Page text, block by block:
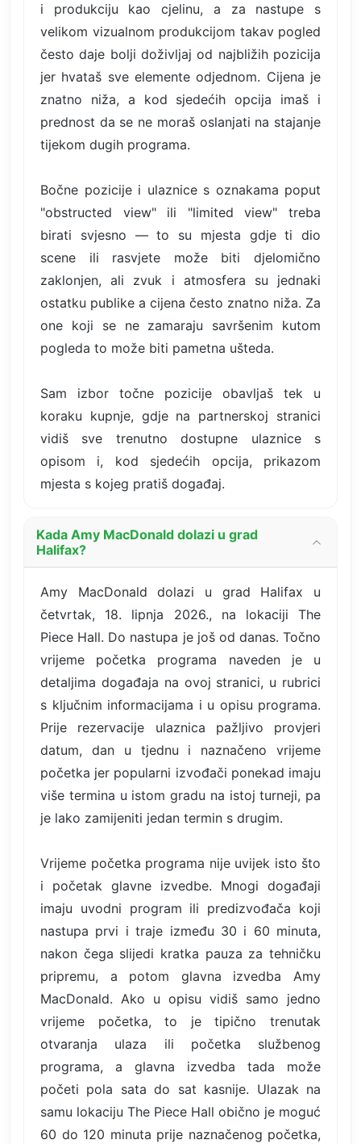
i produkciju kao cjelinu, a za nastupe s
velikom vizualnom produkcijom takav pogled
često daje bolji doživljaj od najbližih pozicija
jer hvataš sve elemente odjednom. Cijena je
znatno niža, a kod sjedećih opcija imaš i
prednost da se ne moraš oslanjati na stajanje
tijekom dugih programa.
Bočne pozicije i ulaznice s oznakama poput
"obstructed view" ili "limited view" treba
birati svjesno — to su mjesta gdje ti dio
scene ili rasvjete može biti djelomično
zaklonjen, ali zvuk i atmosfera su jednaki
ostatku publike a cijena često znatno niža. Za
one koji se ne zamaraju savršenim kutom
pogleda to može biti pametna ušteda.
Sam izbor točne pozicije obavljaš tek u
koraku kupnje, gdje na partnerskoj stranici
vidiš sve trenutno dostupne ulaznice s
opisom i, kod sjedećih opcija, prikazom
mjesta s kojeg pratiš događaj.
Kada Amy MacDonald dolazi u grad
Halifax?
Amy MacDonald dolazi u grad Halifax u
četvrtak, 18. lipnja 2026., na lokaciji The
Piece Hall. Do nastupa je još od danas. Točno
vrijeme početka programa naveden je u
detaljima događaja na ovoj stranici, u rubrici
s ključnim informacijama i u opisu programa.
Prije rezervacije ulaznica pažljivo provjeri
datum, dan u tjednu i naznačeno vrijeme
početka jer popularni izvođači ponekad imaju
više termina u istom gradu na istoj turneji, pa
je lako zamijeniti jedan termin s drugim.
Vrijeme početka programa nije uvijek isto što
i početak glavne izvedbe. Mnogi događaji
imaju uvodni program ili predizvođača koji
nastupa prvi i traje između 30 i 60 minuta,
nakon čega slijedi kratka pauza za tehničku
pripremu, a potom glavna izvedba Amy
MacDonald. Ako u opisu vidiš samo jedno
vrijeme početka, to je tipično trenutak
otvaranja ulaza ili početka službenog
programa, a glavna izvedba tada može
početi pola sata do sat kasnije. Ulazak na
samu lokaciju The Piece Hall obično je moguć
60 do 120 minuta prije naznačenog početka,